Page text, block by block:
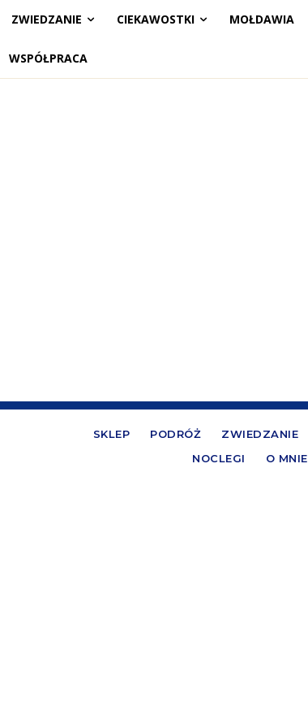
ZWIEDZANIE CIEKAWOSTKI MOŁDAWIA
WSPÓŁPRACA
SKLEP PODRÓŻ ZWIEDZANIE
NOCLEGI
O MNIE